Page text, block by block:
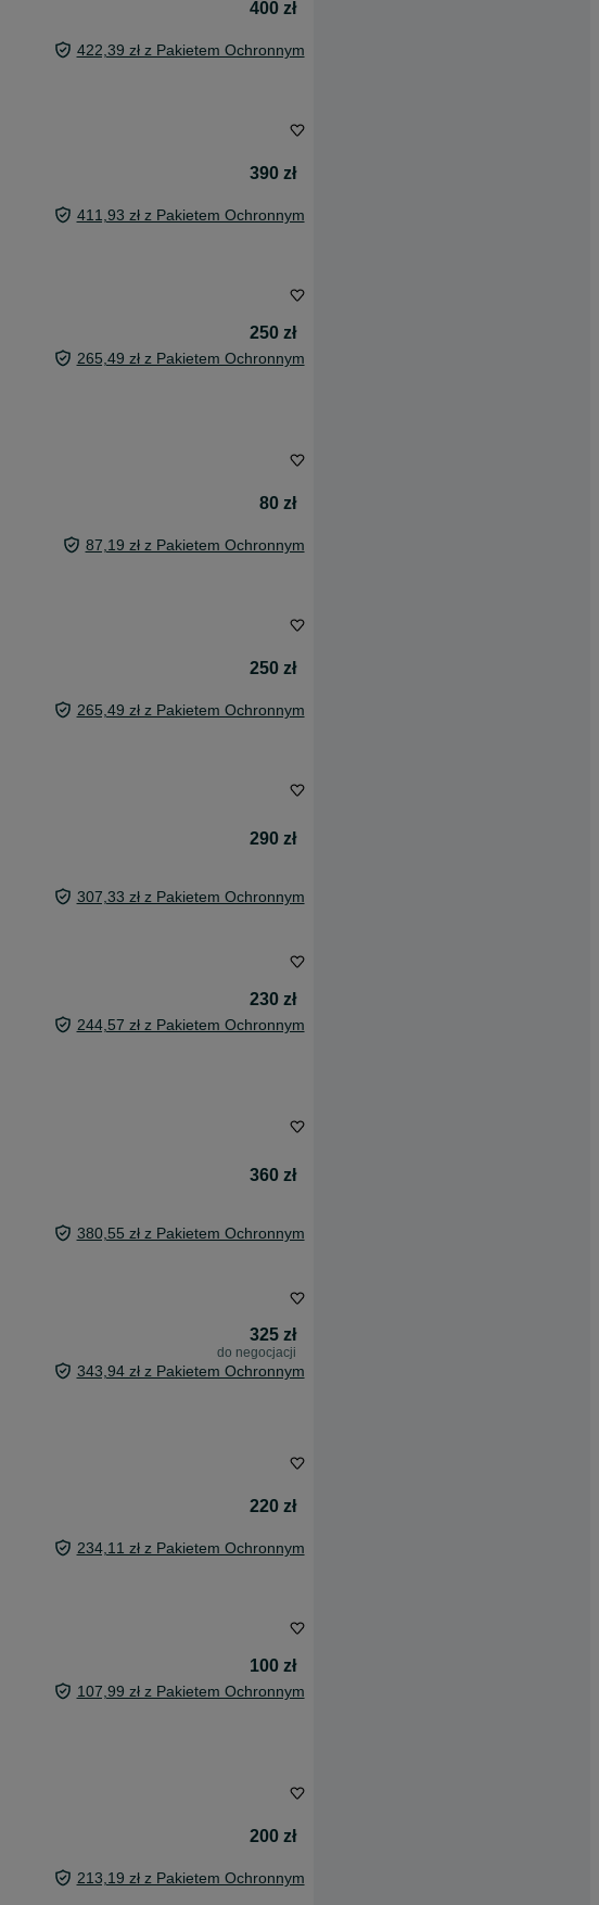
400 zł
422,39 zł z Pakietem Ochronnym
390 zł
411,93 zł z Pakietem Ochronnym
250 zł
265,49 zł z Pakietem Ochronnym
80 zł
87,19 zł z Pakietem Ochronnym
250 zł
265,49 zł z Pakietem Ochronnym
290 zł
307,33 zł z Pakietem Ochronnym
230 zł
244,57 zł z Pakietem Ochronnym
360 zł
380,55 zł z Pakietem Ochronnym
325 zł
do negocjacji
343,94 zł z Pakietem Ochronnym
220 zł
234,11 zł z Pakietem Ochronnym
100 zł
107,99 zł z Pakietem Ochronnym
200 zł
213,19 zł z Pakietem Ochronnym